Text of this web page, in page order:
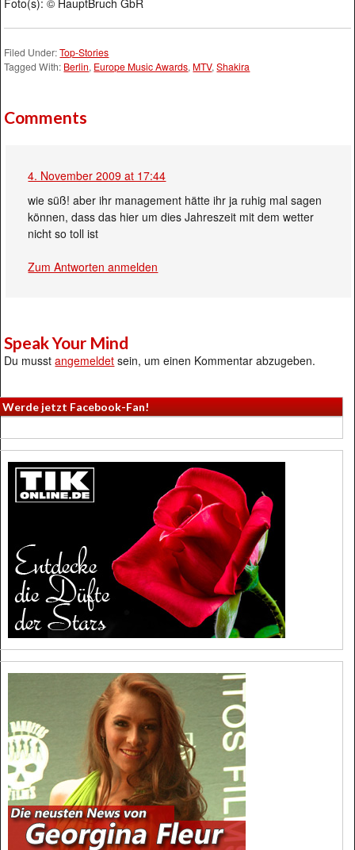
Foto(s): © HauptBruch GbR
Filed Under:Top-Stories
Tagged With: Berlin, Europe Music Awards, MTV,Shakira
Comments
4. November 2009 at 17:44
wie süß! aber ihr management hätte ihr ja ruhig mal sagen
können, dass das hier um dies Jahreszeit mit dem wetter
nicht so toll ist
Zum Antworten anmelden
Speak Your Mind
Du musstangemeldet sein, um einen Kommentar abzugeben.
Werde jetzt Facebook-Fan!